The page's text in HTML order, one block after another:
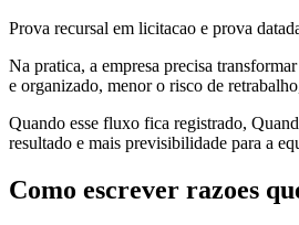
Prova recursal em licitacao e prova
Na pratica, a empresa precisa
e organizado, menor o risco de
Quando esse fluxo fica registrado,
resultado e mais previsibilidade para a
Como escrever razoes